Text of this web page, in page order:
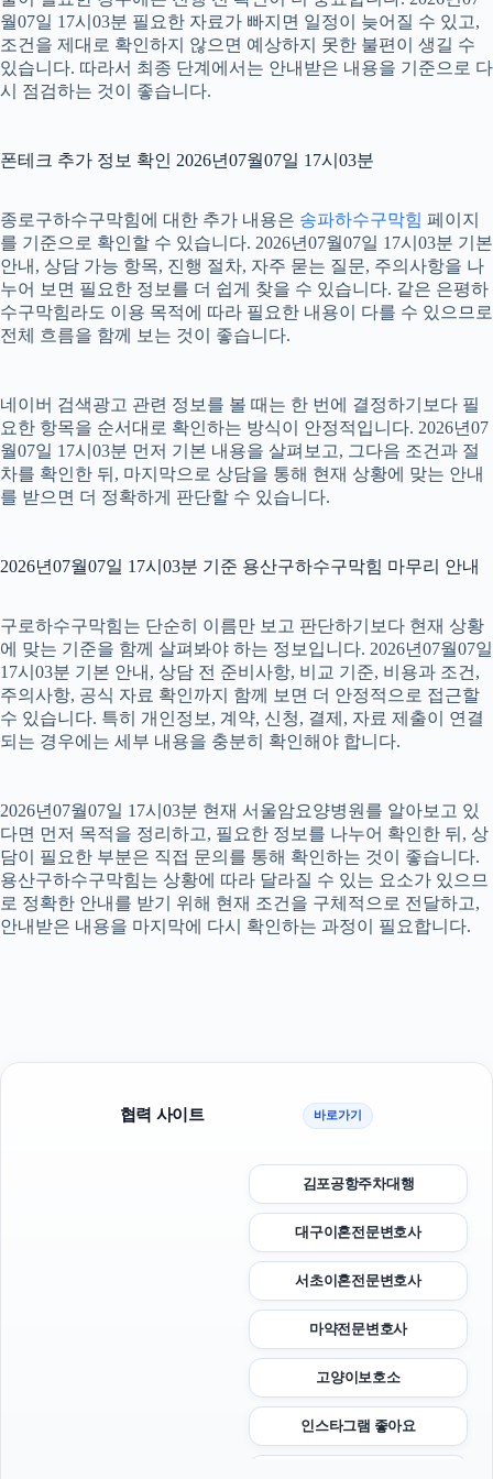
월07일 17시03분 필요한 자료가 빠지면 일정이 늦어질 수 있고,
조건을 제대로 확인하지 않으면 예상하지 못한 불편이 생길 수
있습니다. 따라서 최종 단계에서는 안내받은 내용을 기준으로 다
시 점검하는 것이 좋습니다.
폰테크 추가 정보 확인 2026년07월07일 17시03분
종로구하수구막힘에 대한 추가 내용은 송파하수구막힘 페이지
를 기준으로 확인할 수 있습니다. 2026년07월07일 17시03분 기본
안내, 상담 가능 항목, 진행 절차, 자주 묻는 질문, 주의사항을 나
누어 보면 필요한 정보를 더 쉽게 찾을 수 있습니다. 같은 은평하
수구막힘라도 이용 목적에 따라 필요한 내용이 다를 수 있으므로
전체 흐름을 함께 보는 것이 좋습니다.
네이버 검색광고 관련 정보를 볼 때는 한 번에 결정하기보다 필
요한 항목을 순서대로 확인하는 방식이 안정적입니다. 2026년07
월07일 17시03분 먼저 기본 내용을 살펴보고, 그다음 조건과 절
차를 확인한 뒤, 마지막으로 상담을 통해 현재 상황에 맞는 안내
를 받으면 더 정확하게 판단할 수 있습니다.
2026년07월07일 17시03분 기준 용산구하수구막힘 마무리 안내
구로하수구막힘는 단순히 이름만 보고 판단하기보다 현재 상황
에 맞는 기준을 함께 살펴봐야 하는 정보입니다. 2026년07월07일
17시03분 기본 안내, 상담 전 준비사항, 비교 기준, 비용과 조건,
주의사항, 공식 자료 확인까지 함께 보면 더 안정적으로 접근할
수 있습니다. 특히 개인정보, 계약, 신청, 결제, 자료 제출이 연결
되는 경우에는 세부 내용을 충분히 확인해야 합니다.
2026년07월07일 17시03분 현재 서울암요양병원를 알아보고 있
다면 먼저 목적을 정리하고, 필요한 정보를 나누어 확인한 뒤, 상
담이 필요한 부분은 직접 문의를 통해 확인하는 것이 좋습니다.
용산구하수구막힘는 상황에 따라 달라질 수 있는 요소가 있으므
로 정확한 안내를 받기 위해 현재 조건을 구체적으로 전달하고,
안내받은 내용을 마지막에 다시 확인하는 과정이 필요합니다.
협력 사이트 바로가기
김포공항주차대행
대구이혼전문변호사
서초이혼전문변호사
마약전문변호사
고양이보호소
인스타그램 좋아요